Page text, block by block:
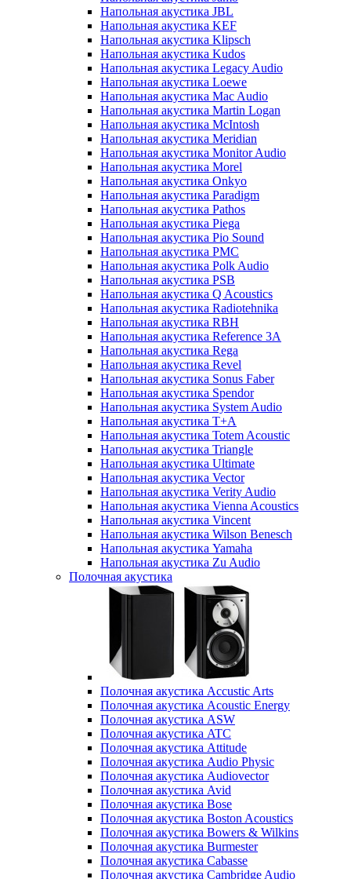
Напольная акустика JBL
Напольная акустика KEF
Напольная акустика Klipsch
Напольная акустика Kudos
Напольная акустика Legacy Audio
Напольная акустика Loewe
Напольная акустика Mac Audio
Напольная акустика Martin Logan
Напольная акустика McIntosh
Напольная акустика Meridian
Напольная акустика Monitor Audio
Напольная акустика Morel
Напольная акустика Onkyo
Напольная акустика Paradigm
Напольная акустика Pathos
Напольная акустика Piega
Напольная акустика Pio Sound
Напольная акустика PMC
Напольная акустика Polk Audio
Напольная акустика PSB
Напольная акустика Q Acoustics
Напольная акустика Radiotehnika
Напольная акустика RBH
Напольная акустика Reference 3A
Напольная акустика Rega
Напольная акустика Revel
Напольная акустика Sonus Faber
Напольная акустика Spendor
Напольная акустика System Audio
Напольная акустика T+A
Напольная акустика Totem Acoustic
Напольная акустика Triangle
Напольная акустика Ultimate
Напольная акустика Vector
Напольная акустика Verity Audio
Напольная акустика Vienna Acoustics
Напольная акустика Vincent
Напольная акустика Wilson Benesch
Напольная акустика Yamaha
Напольная акустика Zu Audio
Полочная акустика
Полочная акустика Accustic Arts
Полочная акустика Acoustic Energy
Полочная акустика ASW
Полочная акустика ATC
Полочная акустика Attitude
Полочная акустика Audio Physic
Полочная акустика Audiovector
Полочная акустика Avid
Полочная акустика Bose
Полочная акустика Boston Acoustics
Полочная акустика Bowers & Wilkins
Полочная акустика Burmester
Полочная акустика Cabasse
Полочная акустика Cambridge Audio